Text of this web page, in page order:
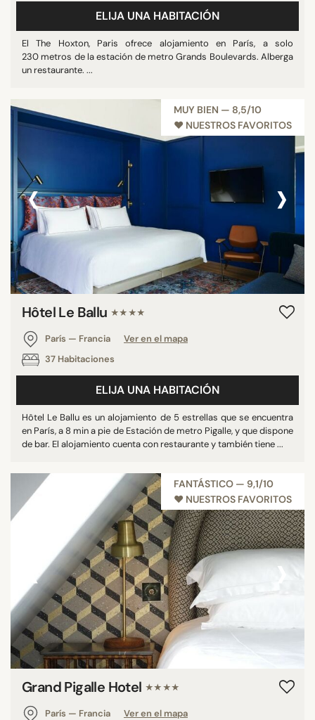
ELIJA UNA HABITACIÓN
El The Hoxton, Paris ofrece alojamiento en París, a solo
230 metros de la estación de metro Grands Boulevards. Alberga
un restaurante. ...
MUY BIEN — 8,5/10
♥︎ NUESTROS FAVORITOS
‹ ›
Hôtel Le Ballu ★★★★
París — Francia
Ver en el mapa
37 Habitaciones
ELIJA UNA HABITACIÓN
Hôtel Le Ballu es un alojamiento de 5 estrellas que se encuentra
en París, a 8 min a pie de Estación de metro Pigalle, y que dispone
de bar. El alojamiento cuenta con restaurante y también tiene ...
FANTÁSTICO — 9,1/10
♥︎ NUESTROS FAVORITOS
‹ ›
Grand Pigalle Hotel ★★★★
París — Francia
Ver en el mapa